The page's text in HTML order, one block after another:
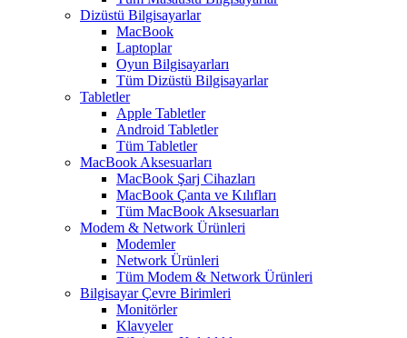
Dizüstü Bilgisayarlar
MacBook
Laptoplar
Oyun Bilgisayarları
Tüm Dizüstü Bilgisayarlar
Tabletler
Apple Tabletler
Android Tabletler
Tüm Tabletler
MacBook Aksesuarları
MacBook Şarj Cihazları
MacBook Çanta ve Kılıfları
Tüm MacBook Aksesuarları
Modem & Network Ürünleri
Modemler
Network Ürünleri
Tüm Modem & Network Ürünleri
Bilgisayar Çevre Birimleri
Monitörler
Klavyeler